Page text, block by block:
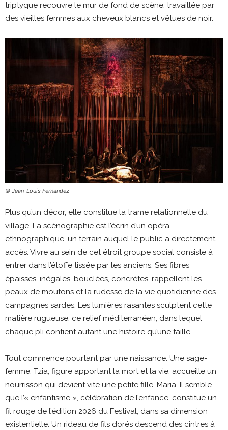
triptyque recouvre le mur de fond de scène, travaillée par
des vieilles femmes aux cheveux blancs et vêtues de noir.
© Jean-Louis Fernandez
Plus qu’un décor, elle constitue la trame relationnelle du
village. La scénographie est l’écrin d’un opéra
ethnographique, un terrain auquel le public a directement
accès. Vivre au sein de cet étroit groupe social consiste à
entrer dans l’étoffe tissée par les anciens. Ses fibres
épaisses, inégales, bouclées, concrètes, rappellent les
peaux de moutons et la rudesse de la vie quotidienne des
campagnes sardes. Les lumières rasantes sculptent cette
matière rugueuse, ce relief méditerranéen, dans lequel
chaque pli contient autant une histoire qu’une faille.
Tout commence pourtant par une naissance. Une sage-
femme, Tzia, figure apportant la mort et la vie, accueille un
nourrisson qui devient vite une petite fille, Maria. Il semble
que l’« enfantisme », célébration de l’enfance, constitue un
fil rouge de l’édition 2026 du Festival, dans sa dimension
existentielle. Un rideau de fils dorés descend des cintres à